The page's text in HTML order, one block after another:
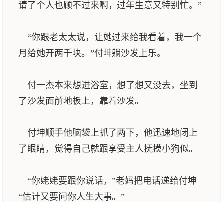
请了个人也顾不过来啊，过年生意又特别忙。”
“你跟老太太说，让她过来给我看着，我一个
月给她开两千块。”付坤躺沙发上乐。
付一杰本来想进浴室，想了想又没去，坐到
了沙发面前地板上，靠着沙发。
付坤顺手他脑袋上抓了两下，他迅速地闭上
了眼睛，觉得自己就跟享受主人抚摸小狗似。
“你姥姥要跟你说话，”老妈把电话递给付坤
“估计又要问你人生大事。”